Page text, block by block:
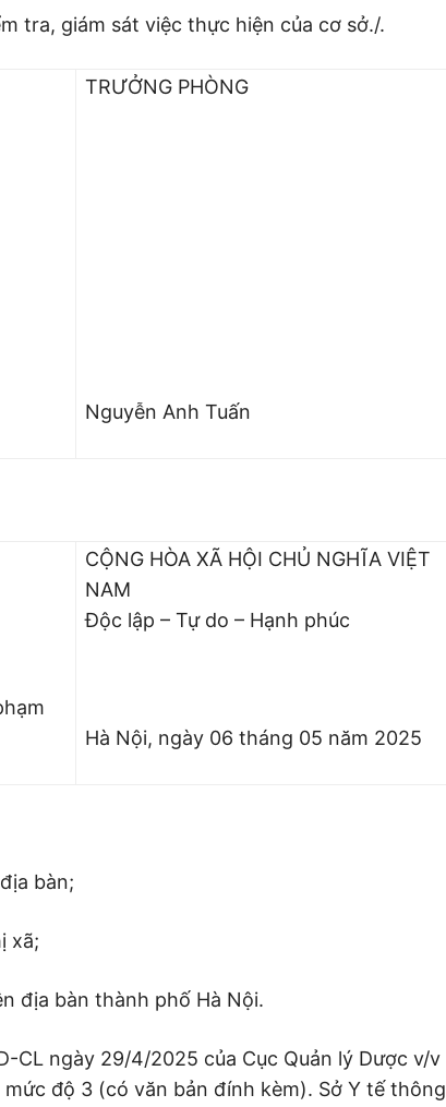
tra, giám sát việc thực hiện của cơ sở./.
TRƯỞNG PHÒNG
Nguyễn Anh Tuấn
CỘNG HÒA XÃ HỘI CHỦ NGHĨA VIỆT
NAM
Độc lập – Tự do – Hạnh phúc
Hà Nội, ngày 06 tháng 05 năm 2025
bàn;
xã;
địa bàn thành phố Hà Nội.
CL ngày 29/4/2025 của Cục Quản lý Dược v/v
độ 3 (có văn bản đính kèm). Sở Y tế thông